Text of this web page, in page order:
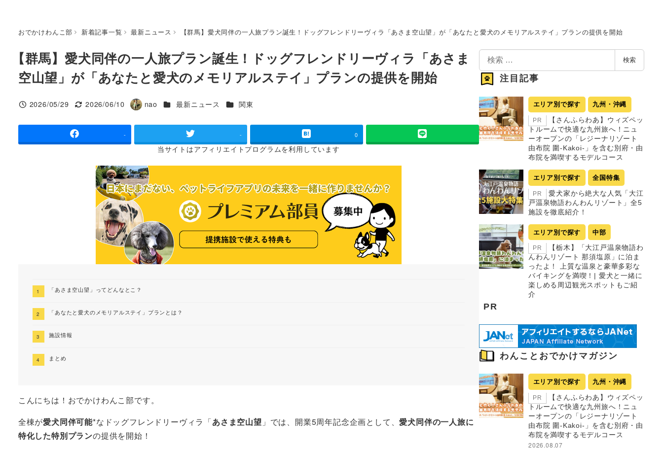
おでかけわんこ部 新着記事一覧 最新ニュース 【群馬】愛犬同伴の一人旅プラン誕生！ドッグフレンドリーヴィラ「あさま空山望」が「あなたと愛犬のメモリアルステイ」プランの提供を開始
【群馬】愛犬同伴の一人旅プラン誕生！ドッグフレンドリーヴィラ「あさま
空山望」が「あなたと愛犬のメモリアルステイ」プランの提供を開始
投稿日
2026/05/29
更新日
2026/06/10
著
nao カテゴリー
最新ニュース カテゴリー
関東
- - 0
当サイトはアフィリエイトプログラムを利用しています
「あさま空山望」ってどんなとこ？
「あなたと愛犬のメモリアルステイ」プランとは？
施設情報
まとめ
こんにちは！おでかけわんこ部です。
全棟が愛犬同伴可能*なドッグフレンドリーヴィラ「あさま空山望 」では、開業5周年記念企画として、愛犬同伴の一人旅に
特化した特別プランの提供を開始！
検
索
検索
注目記事
エリア別で探す 九州・沖縄
PR
【さんふらわあ】ウィズペッ
トルームで快適な九州旅へ！ニュ
ーオープンの「レジーナリゾート
由布院 圍-Kakoi-」を含む別府・由
布院を満喫するモデルコース
エリア別で探す 全国特集
PR
愛犬家から絶大な人気「大江
戸温泉物語わんわんリゾート」全5
施設を徹底紹介！
エリア別で探す 中部
PR
【栃木】「大江戸温泉物語わ
んわんリゾート 那須塩原」に泊ま
ったよ！ 上質な温泉と豪華多彩な
バイキングを満喫！| 愛犬と一緒に
楽しめる周辺観光スポットもご紹
介
PR
わんことおでかけマガジン
エリア別で探す 九州・沖縄
PR
【さんふらわあ】ウィズペッ
トルームで快適な九州旅へ！ニュ
ーオープンの「レジーナリゾート
由布院 圍-Kakoi-」を含む別府・由
布院を満喫するモデルコース
2026.08.07